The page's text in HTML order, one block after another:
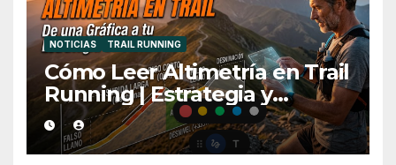
NOTICIAS TRAIL RUNNING
Cómo Leer Altimetría en Trail
Running | Estrategia y
Consejos